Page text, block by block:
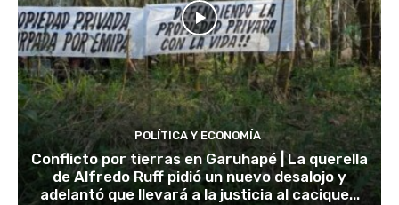
POLÍTICA Y ECONOMÍA
Conflicto por tierras en Garuhapé | La querella
de Alfredo Ruff pidió un nuevo desalojo y
adelantó que llevará a la justicia al cacique...